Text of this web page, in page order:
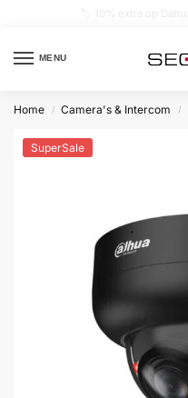
MENU
product…
samenstellen
Home / Camera's & Intercom /
SuperSale